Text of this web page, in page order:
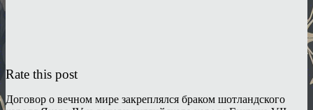
Rate this post
Договор о вечном мире закреплялся браком шотландского